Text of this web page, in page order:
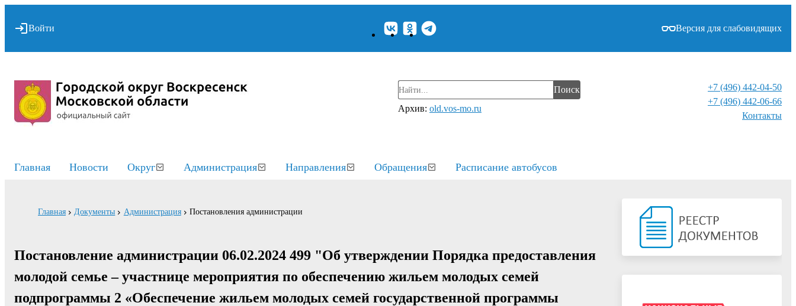
Войти Версия для слабовидящих
Поиск
Архив: old.vos-mo.ru
+7 (496) 442-04-50
+7 (496) 442-06-66
Контакты⁠
Главная Новости Округ Администрация Направления Обращения Расписание автобусов
Главная Документы Администрация Постановления администрации
Постановление администрации 06.02.2024 499 "Об утверждении Порядка предоставления
молодой семье – участнице мероприятия по обеспечению жильем молодых семей
подпрограммы 2 «Обеспечение жильем молодых семей государственной программы